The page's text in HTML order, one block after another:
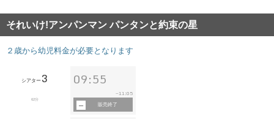
それいけ!アンパンマン パンタンと約束の星
２歳から幼児料金が必要となります
シアター 3
62分
09:55
~11:05
販売終了